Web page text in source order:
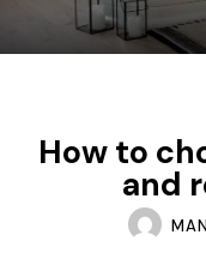
How to
and